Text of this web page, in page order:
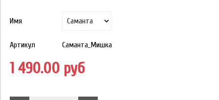
Имя
Артикул Саманта_Мишка
1 490.00 руб